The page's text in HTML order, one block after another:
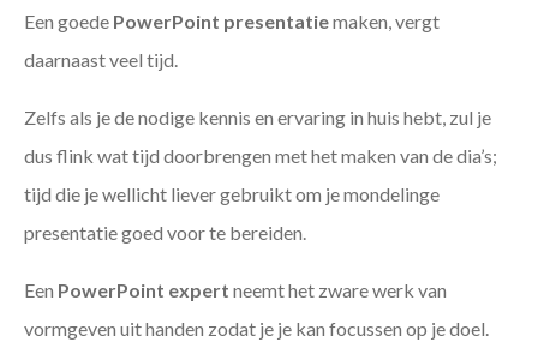
Een goede PowerPoint presentatiemaken, vergt
daarnaast veel tijd.
Zelfs als je de nodige kennis en ervaring in huis hebt, zul je
dus flink wat tijd doorbrengen met het maken van de dia’s;
tijd die je wellicht liever gebruikt om je mondelinge
presentatie goed voor te bereiden.
Een PowerPoint expert neemt het zware werk van
vormgeven uit handen zodat je je kan focussen op je doel.